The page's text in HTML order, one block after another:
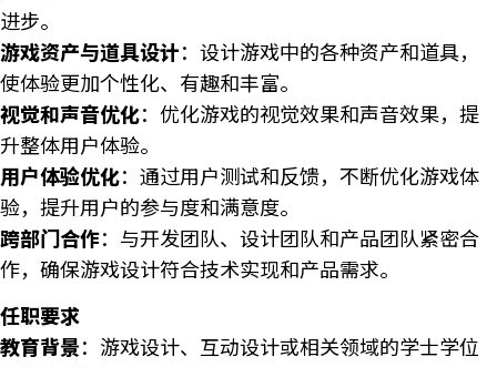
进步。
游戏资产与道具设计：设计游戏中的各种资产和道具，
使体验更加个性化、有趣和丰富。
视觉和声音优化：优化游戏的视觉效果和声音效果，提
升整体用户体验。
用户体验优化：通过用户测试和反馈，不断优化游戏体
验，提升用户的参与度和满意度。
跨部门合作：与开发团队、设计团队和产品团队紧密合
作，确保游戏设计符合技术实现和产品需求。
任职要求
教育背景：游戏设计、互动设计或相关领域的学士学位